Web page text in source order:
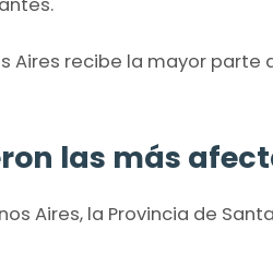
Aires recibe la mayor parte
las más
Aires, la Provincia de